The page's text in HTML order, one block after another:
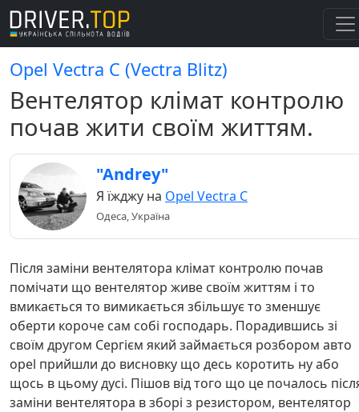
Opel Vectra C (Vectra Blitz)
Вентелятор клімат контролю
почав жити своїм життям.
"Andrey"
Я їжджу на Opel Vectra C
Одеса, Україна
Після заміни вентелятора клімат контролю почав
помічати що вентелятор живе своїм життям і то
вмикається то вимикається збільшує то зменшує
оберти короче сам собі господарь. Порадившись зі
своїм другом Сергієм який займається розбором авто
opel прийшли до висновку що десь коротить ну або
щось в цьому дусі. Пішов від того що це почалось
заміни вентелятора в зборі з резистором, вентелятор